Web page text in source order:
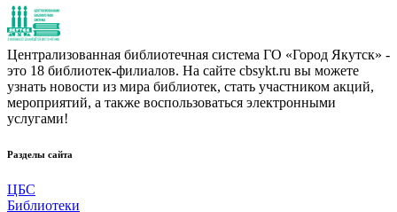
Централизованная библиотечная система ГО «Город Якутск» -
это 18 библиотек-филиалов. На сайте cbsykt.ru вы можете
узнать новости из мира библиотек, стать участником акций,
мероприятий, а также воспользоваться электронными
услугами!
Разделы сайта
ЦБС
Библиотеки